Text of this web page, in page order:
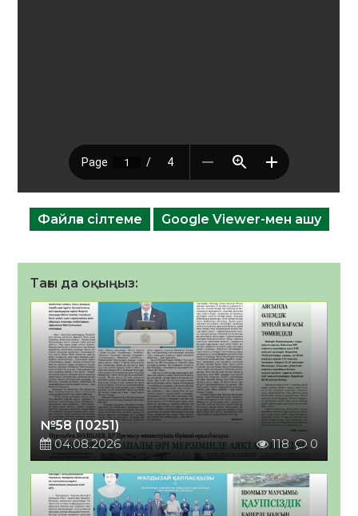
Файлға сілтеме Google Viewer-мен ашу
Тағы да оқыңыз:
№58 (10251)
04.08.2026
118 0